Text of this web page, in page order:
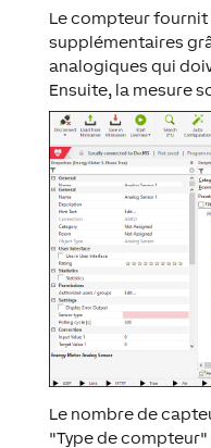
Le compteur fournit
supplémentaires
analogiques qui
Ensuite, la mesure
Le nombre de
"Type de